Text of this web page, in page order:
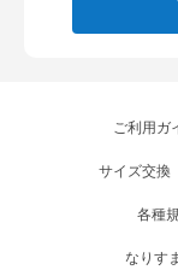
ご利用ガ
サイズ交換
各種
なりす